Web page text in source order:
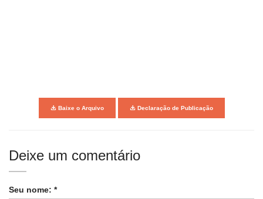
Baixe o Arquivo Declaração de Publicação
Deixe um comentário
Seu nome: *